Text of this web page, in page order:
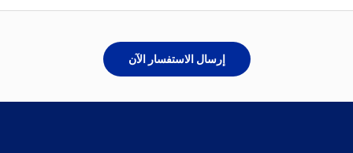
إرسال الاستفسار الآن